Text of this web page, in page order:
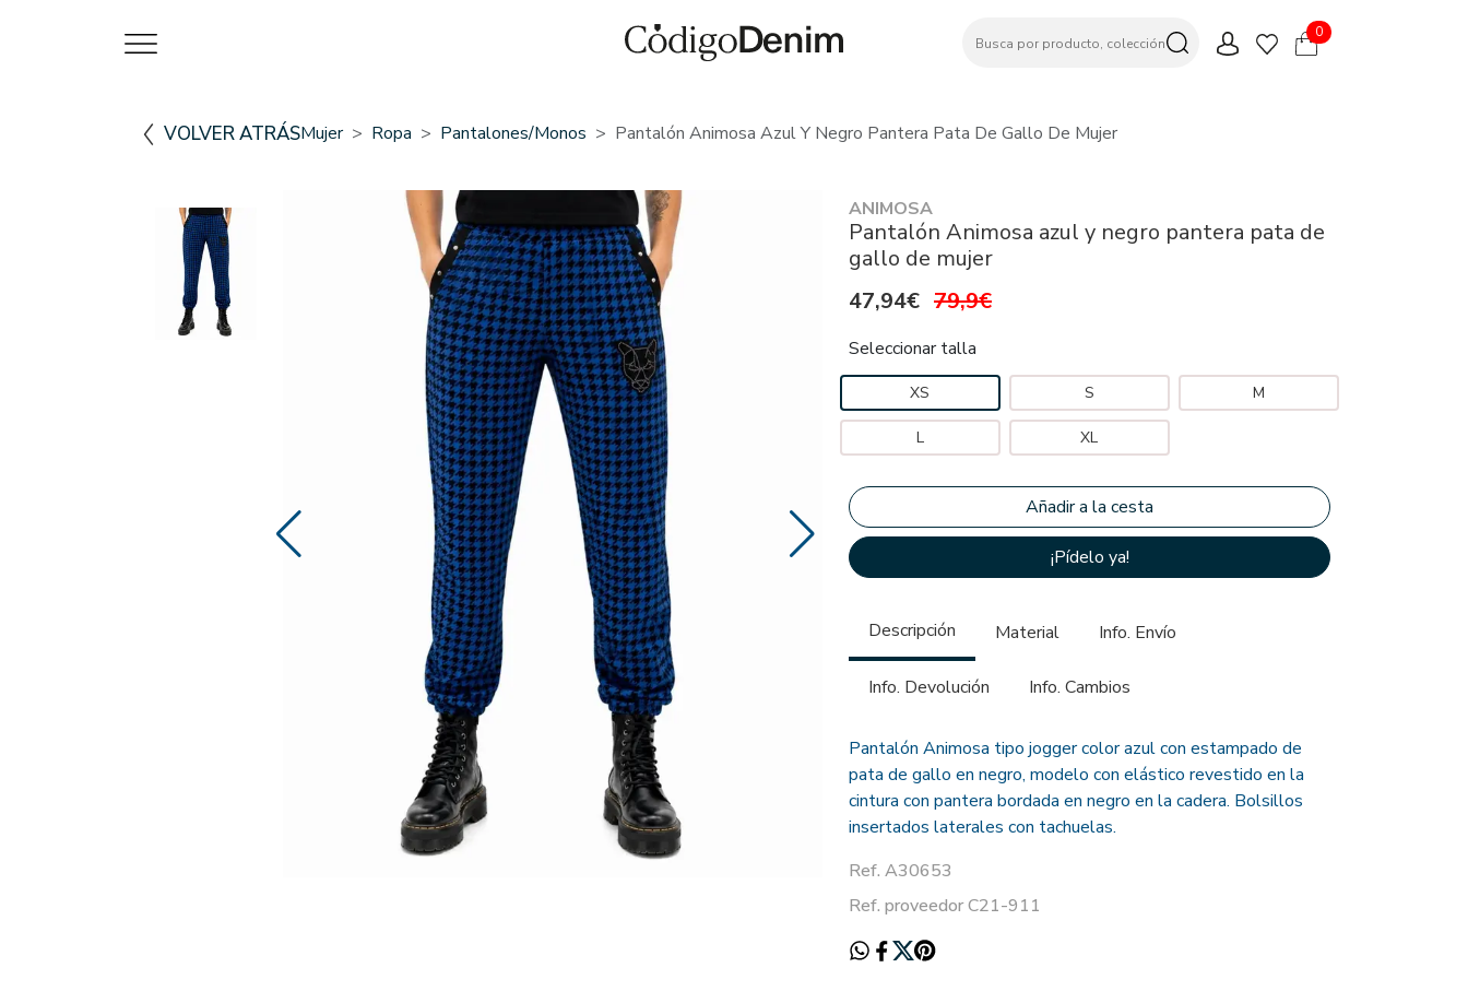
0
VOLVER ATRÁSMujer Ropa Pantalones/monos Pantalón Animosa Azul Y Negro Pantera Pata De Gallo De Mujer
ANIMOSA
Pantalón Animosa azul y negro pantera pata de
gallo de mujer
47,94€ 79,9€
Seleccionar talla
XS S M
L XL
¡Pídelo ya!
Descripción Material Info. Envío
Info. Devolución Info. Cambios
Pantalón Animosa tipo jogger color azul con estampado de
pata de gallo en negro, modelo con elástico revestido en la
cintura con pantera bordada en negro en la cadera. Bolsillos
insertados laterales con tachuelas.
Ref. A30653
Ref. proveedor C21-911